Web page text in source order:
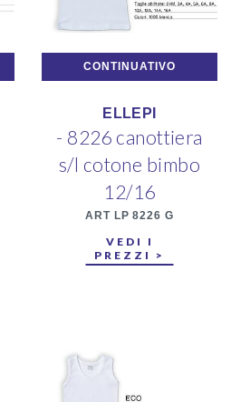
CONTINUATIVO
ELLEPI
- 8226 canottiera
s/l cotone bimbo
12/16
ART LP 8226 G
VEDI I
PREZZI >